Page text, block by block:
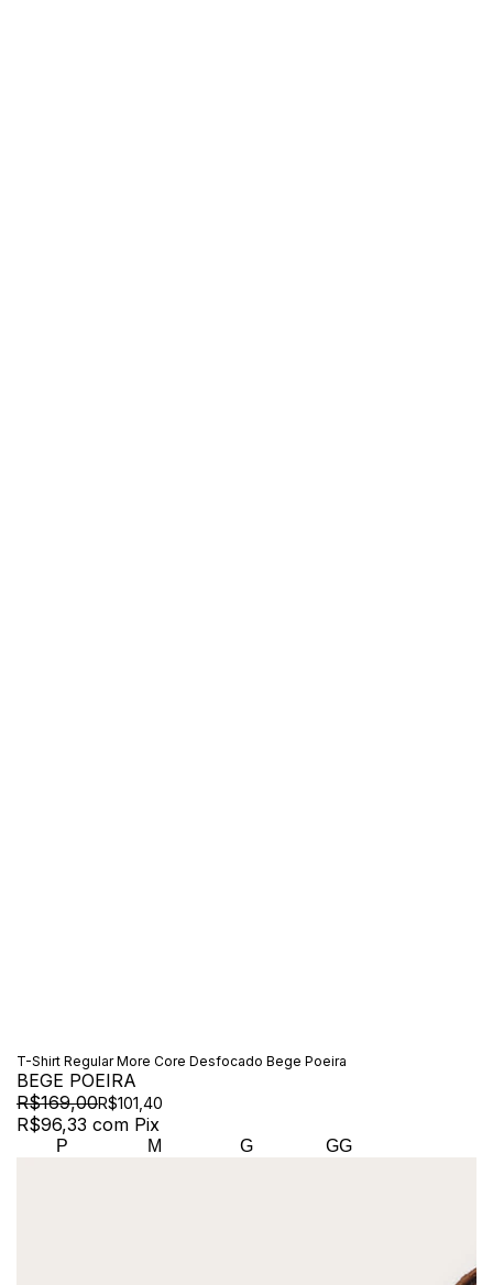
T-Shirt Regular More Core Desfocado Bege Poeira
BEGE POEIRA
R$169,00R$101,40
R$96,33 com Pix
P M G GG